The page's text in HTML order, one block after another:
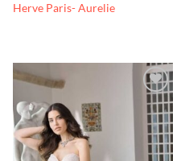
Herve Paris- Aurelie
Toevoegen
aan
verlanglijst